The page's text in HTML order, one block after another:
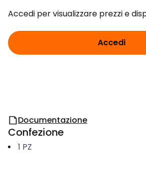
Accedi per visualizzare prezzi e
Accedi
Documentazione
Confezione
1 PZ